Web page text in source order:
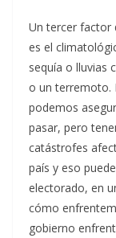
Un tercer factor
es el
sequía o lluvias
o un terremoto.
podemos
pasar, pero
catástrofes
país y eso
electorado, en
cómo
gobierno